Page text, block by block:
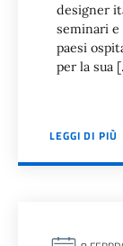
designer
seminari
paesi
per la sua
LEGGI DI PIÙ